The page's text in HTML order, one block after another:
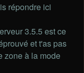
répondre ici
3.5.5 est ce
et t'as pas
zone à la mode